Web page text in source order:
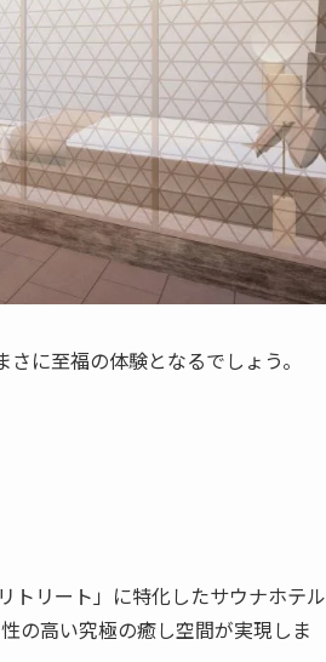
に至福の体験となるでしょう。
トリート」に特化したサウナホテル
の高い究極の癒し空間が実現しま